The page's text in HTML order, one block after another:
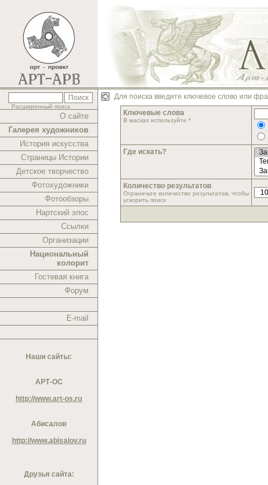
Расширенный поиск
О сайте
Галерея художников
История искусства
Страницы Истории
Детское творчество
Фотохудожники
Фотообзоры
Нартский эпос
Ссылки
Организации
Национальный
колорит
Гостевая книга
Форум
E-mail
Наши сайты:
АРТ-ОС
http://www.art-os.ru
Абисалов
http://www.abisalov.ru
Друзья сайта:
Для поиска введите ключевое слово или
Ключевые слова
В масках используйте *
Где искать?
Количество результатов
Ограничьте количество результатов, чтобы
ускорить поиск